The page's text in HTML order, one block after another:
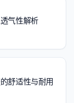
气性解析
舒适性与耐用